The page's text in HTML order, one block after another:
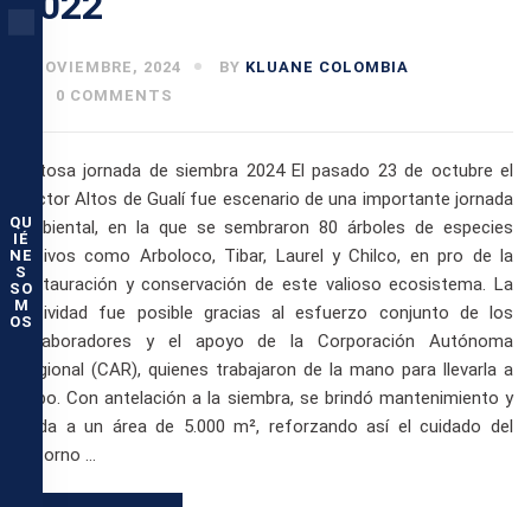
QU
IÉ
NE
S
SO
M
OS
6 NOVIEMBRE, 2024 BY KLUANE COLOMBIA
0 COMMENTS
Exitosa jornada de siembra 2024 El pasado 23 de octubre el
sector Altos de Gualí fue escenario de una importante jornada
ambiental, en la que se sembraron 80 árboles de especies
nativos como Arboloco, Tibar, Laurel y Chilco, en pro de la
restauración y conservación de este valioso ecosistema. La
actividad fue posible gracias al esfuerzo conjunto de los
colaboradores y el apoyo de la Corporación Autónoma
Regional (CAR), quienes trabajaron de la mano para llevarla a
cabo. Con antelación a la siembra, se brindó mantenimiento y
poda a un área de 5.000 m², reforzando así el cuidado del
entorno …